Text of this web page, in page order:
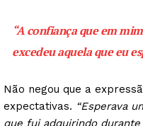
“A confiança que em
excedeu aquela que eu
Não negou que a
expectativas. “Esperava
que fui adquirindo durante